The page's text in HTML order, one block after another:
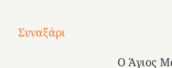
Συναξάρι
Ο Άγιος
Μια
και
Κατασκηνωτικές